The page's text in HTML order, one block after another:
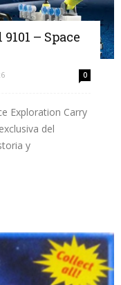
– Space
0
Exploration Carry
del
y